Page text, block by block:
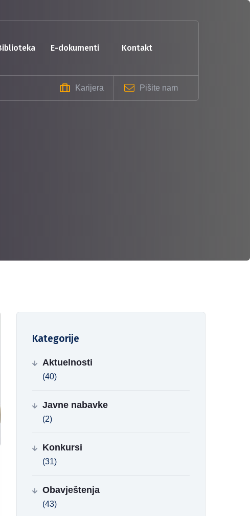
biblioteka e-dokumenti kontakt
Karijera Pišite nam
Kategorije
Aktuelnosti
(40)
Javne nabavke
(2)
Konkursi
(31)
Obavještenja
(43)